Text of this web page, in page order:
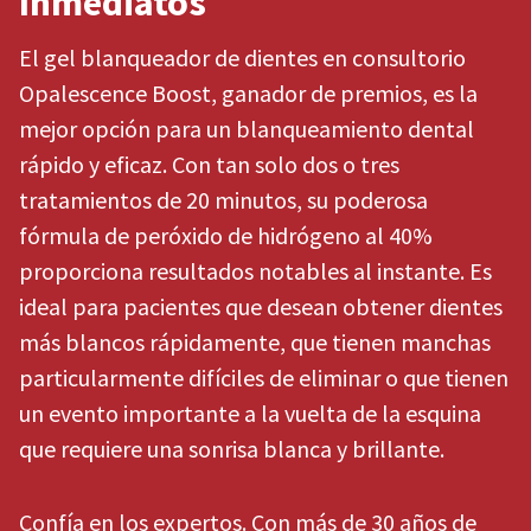
El gel blanqueador de dientes en consultorio
Opalescence Boost, ganador de premios, es la
mejor opción para un blanqueamiento dental
rápido y eficaz. Con tan solo dos o tres
tratamientos de 20 minutos, su poderosa
fórmula de peróxido de hidrógeno al 40%
proporciona resultados notables al instante. Es
ideal para pacientes que desean obtener dientes
más blancos rápidamente, que tienen manchas
particularmente difíciles de eliminar o que tienen
un evento importante a la vuelta de la esquina
que requiere una sonrisa blanca y brillante.
Confía en los expertos. Con más de 30 años de
You
receive
an
order
confirmation
email
and
an
email
when
the
item
is
ready
ship.
You
will
have
option
the
If
you
need
to
contact
Ultradent,
please
call
U.S.
Customer
Support
at
1.800.552.5512
Always
physical